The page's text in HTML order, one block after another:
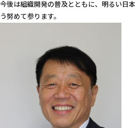
今後は組織開発の普及とともに、明るい日
う努めて参ります。